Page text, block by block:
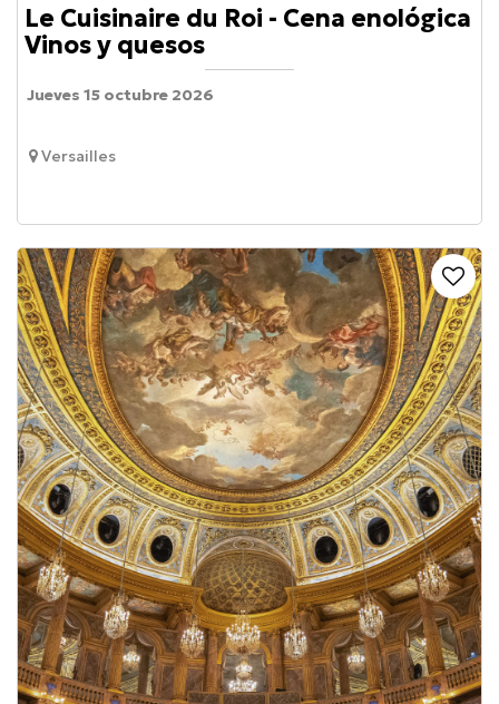
Le Cuisinaire du Roi - Cena enológica
Vinos y quesos
Versailles
Jueves 15 octubre 2026